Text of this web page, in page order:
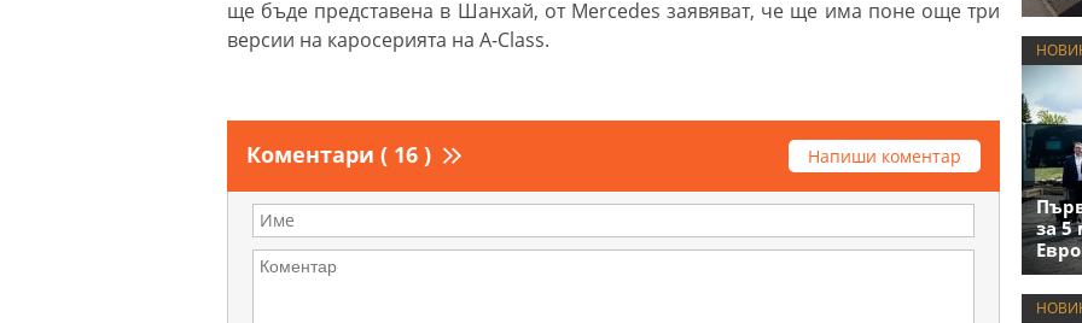
ще бъде представена в Шанхай, от Mercedes заявяват, че ще има поне още три
версии на каросерията на A-Class.
Коментари ( 16 ) Напиши коментар
за 5